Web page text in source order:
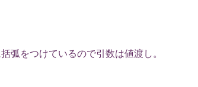
弧をつけているので引数は値渡し。